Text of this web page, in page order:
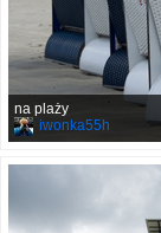
na plaży
iwonka55h